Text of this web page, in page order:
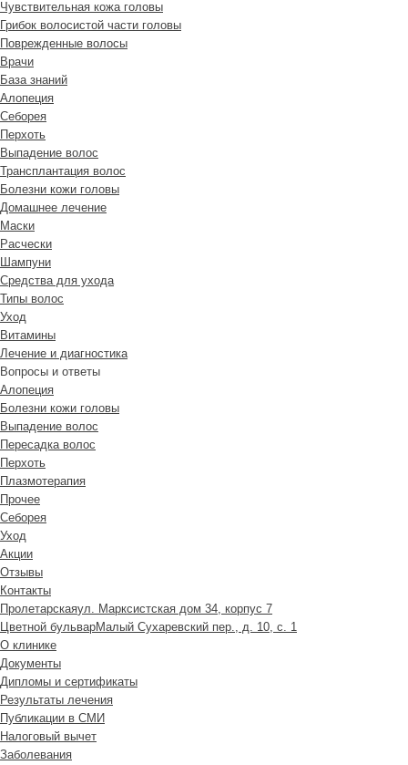
Чувствительная кожа головы
Грибок волосистой части головы
Поврежденные волосы
Врачи
База знаний
Алопеция
Себорея
Перхоть
Выпадение волос
Трансплантация волос
Болезни кожи головы
Домашнее лечение
Маски
Расчески
Шампуни
Средства для ухода
Типы волос
Уход
Витамины
Лечение и диагностика
Вопросы и ответы
Алопеция
Болезни кожи головы
Выпадение волос
Пересадка волос
Перхоть
Плазмотерапия
Прочее
Себорея
Уход
Акции
Отзывы
Контакты
Пролетарскаяул. Марксистская дом 34, корпус 7
Цветной бульварМалый Сухаревский пер., д. 10, с. 1
О клинике
Документы
Дипломы и сертификаты
Результаты лечения
Публикации в СМИ
Налоговый вычет
Заболевания